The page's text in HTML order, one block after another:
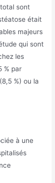
sont
était
majeurs
qui sont
les
% par
%) ou la
à une